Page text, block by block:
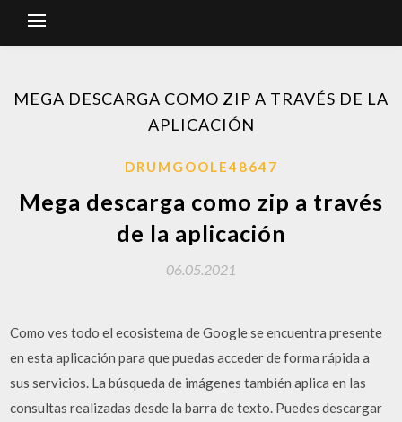
MEGA DESCARGA COMO ZIP A TRAVÉS DE LA
APLICACIÓN
DRUMGOOLE48647
Mega descarga como zip a través
de la aplicación
06.05.2021
Como ves todo el ecosistema de Google se encuentra presente
en esta aplicación para que puedas acceder de forma rápida a
sus servicios. La búsqueda de imágenes también aplica en las
consultas realizadas desde la barra de texto. Puedes descargar